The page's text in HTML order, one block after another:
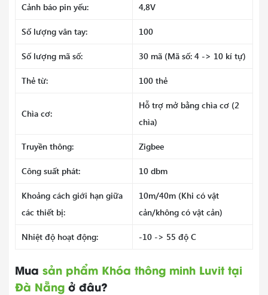
Cảnh báo pin yếu: 4,8V
Số lượng vân tay: 100
Số lượng mã số: 30 mã (Mã số: 4 -> 10 kí tự)
Thẻ từ: 100 thẻ
Chìa cơ:
Hỗ trợ mở bằng chìa cơ (2
chìa)
Truyền thông: Zigbee
Công suất phát: 10 dbm
Khoảng cách giới hạn giữa
các thiết bị:
10m/40m (Khi có vật
cản/không có vật cản)
Nhiệt độ hoạt động: -10 -> 55 độ C
Mua sản phẩm Khóa thông minh Luvit tại
Đà Nẵng ở đâu?